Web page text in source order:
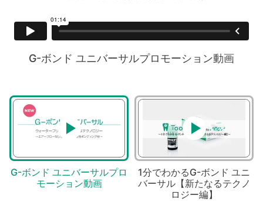
G-ボンド ユニバーサルプロモーション動画
G-ボンド ユニバーサルプロ
モーション動画
1分でわかるG-ボンド ユニ
バーサル【新たなるテクノ
ロジー編】